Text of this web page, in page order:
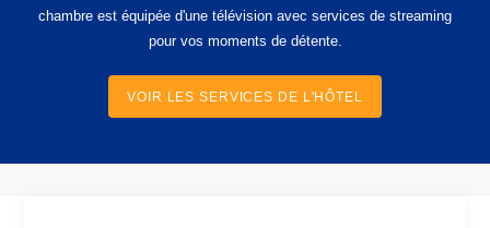
chambre est équipée d'une télévision avec services de streaming
pour vos moments de détente.
VOIR LES SERVICES DE L'HÔTEL